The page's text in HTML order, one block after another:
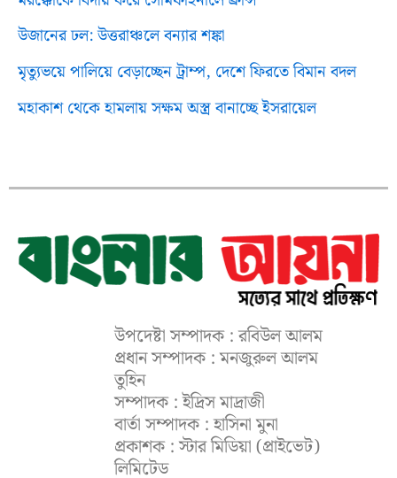
উজানের ঢল: উত্তরাঞ্চলে বন্যার শঙ্কা
মৃত্যুভয়ে পালিয়ে বেড়াচ্ছেন ট্রাম্প, দেশে ফিরতে বিমান বদল
মহাকাশ থেকে হামলায় সক্ষম অস্ত্র বানাচ্ছে ইসরায়েল
উপদেষ্টা সম্পাদক : রবিউল আলম
প্রধান সম্পাদক : মনজুরুল আলম
তুহিন
সম্পাদক : ইদ্রিস মাদ্রাজী
বার্তা সম্পাদক : হাসিনা মুনা
প্রকাশক : স্টার মিডিয়া (প্রাইভেট)
লিমিটেড